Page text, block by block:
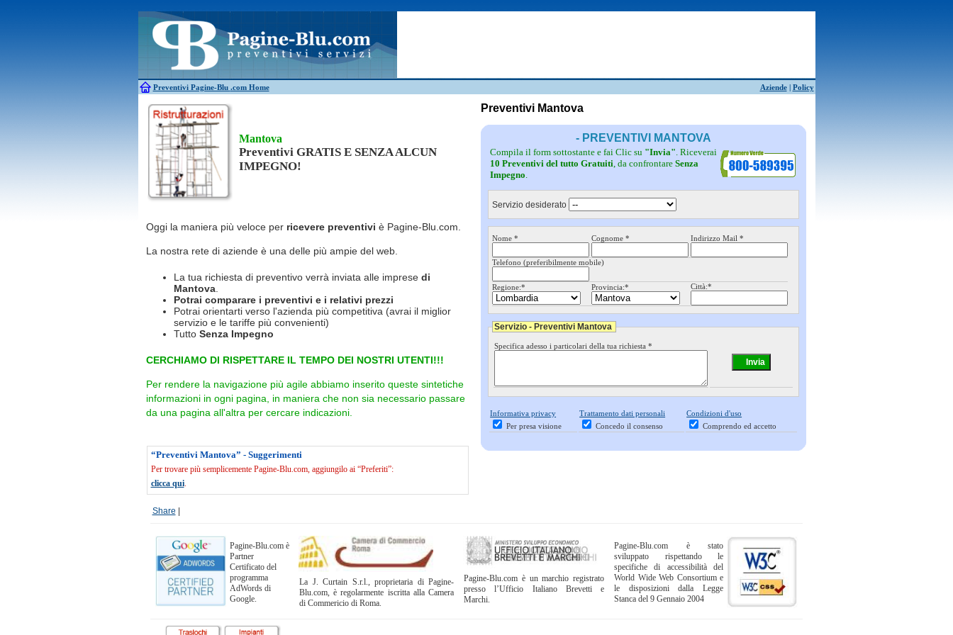
Preventivi Pagine-Blu .com Home Aziende| Policy
Antifurti
Allarme
Bagni chimici
Edilizia Giardinieri
Caldaie
Falegnami Idraulici
Canne fumarie
Parquet
Mantova
Preventivi GRATIS E SENZA ALCUN
IMPEGNO!
Oggi la maniera più veloce per ricevere preventivi è Pagine-Blu.com.
La nostra rete di aziende è una delle più ampie del web.
La tua richiesta di preventivo verrà inviata alle imprese di
Mantova.
Potrai comparare i preventivi e i relativi prezzi
Potrai orientarti verso l'azienda più competitiva (avrai il miglior
servizio e le tariffe più convenienti)
Tutto Senza Impegno
CERCHIAMO DI RISPETTARE IL TEMPO DEI NOSTRI UTENTI!!!
Per rendere la navigazione più agile abbiamo inserito queste sintetiche
informazioni in ogni pagina, in maniera che non sia necessario passare
da una pagina all'altra per cercare indicazioni.
“Preventivi Mantova” - Suggerimenti
Per trovare più semplicemente Pagine-Blu.com, aggiungilo ai “Preferiti”:
clicca qui.
Share
Preventivi Mantova
- PREVENTIVI MANTOVA
Compila il form sottostante e fai Clic su "Invia". Riceverai
10 Preventivi del tutto Gratuiti, da confrontareSenza
Impegno.
Servizio desiderato
Nome * Cognome * Indirizzo Mail *
Telefono (preferibilmente mobile)
Regione:* Provincia:* Città:*
Servizio - Preventivi Mantova
Specifica adesso i particolari della tua richiesta *
Informativa privacy
Per presa visione
Trattamento dati personali
Concedo il consenso
Condizioni d'uso
Comprendo ed accetto
Pagine-Blu.com è
Partner
Certificato del
programma
AdWords di
Google.
La J. Curtain S.r.l., proprietaria di Pagine-
Blu.com, è regolarmente iscritta alla Camera
di Commericio di Roma.
Pagine-Blu.com è un marchio registrato
presso l’Ufficio Italiano Brevetti e
Marchi.
Pagine-Blu.com è stato
sviluppato rispettando le
specifiche di accessibilità del
World Wide Web Consortium e
le disposizioni dalla Legge
Stanca del 9 Gennaio 2004